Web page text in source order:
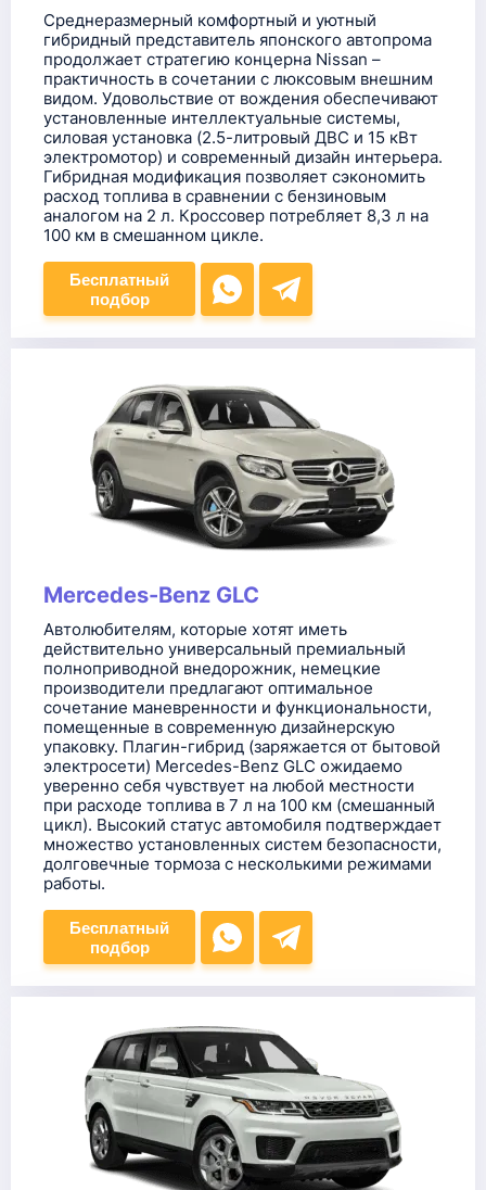
Среднеразмерный комфортный и уютный
гибридный представитель японского автопрома
продолжает стратегию концерна Nissan –
практичность в сочетании с люксовым внешним
видом. Удовольствие от вождения обеспечивают
установленные интеллектуальные системы,
силовая установка (2.5-литровый ДВС и 15 кВт
электромотор) и современный дизайн интерьера.
Гибридная модификация позволяет сэкономить
расход топлива в сравнении с бензиновым
аналогом на 2 л. Кроссовер потребляет 8,3 л на
100 км в смешанном цикле.
Бесплатный
подбор
Mercedes-Benz GLC
Автолюбителям, которые хотят иметь
действительно универсальный премиальный
полноприводной внедорожник, немецкие
производители предлагают оптимальное
сочетание маневренности и функциональности,
помещенные в современную дизайнерскую
упаковку. Плагин-гибрид (заряжается от бытовой
электросети) Mercedes-Benz GLC ожидаемо
уверенно себя чувствует на любой местности
при расходе топлива в 7 л на 100 км (смешанный
цикл). Высокий статус автомобиля подтверждает
множество установленных систем безопасности,
долговечные тормоза с несколькими режимами
работы.
Бесплатный
подбор